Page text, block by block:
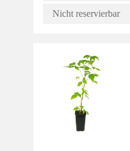
Nicht reservierbar